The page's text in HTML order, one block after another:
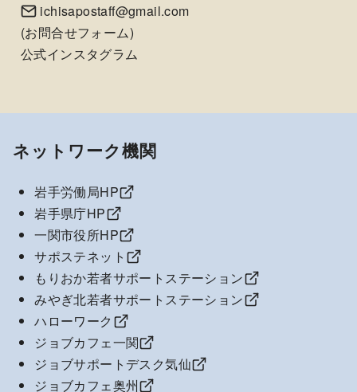
ichisapostaff@gmail.com
(お問合せフォーム)
公式インスタグラム
ネットワーク機関
岩手労働局HP
岩手県庁HP
一関市役所HP
サポステネット
もりおか若者サポートステーション
みやぎ北若者サポートステーション
ハローワーク
ジョブカフェ一関
ジョブサポートデスク気仙
ジョブカフェ奥州